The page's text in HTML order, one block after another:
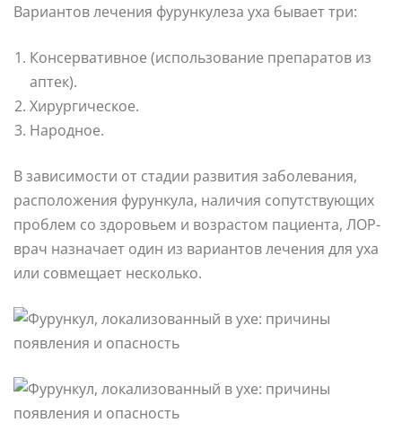
Вариантов лечения фурункулеза уха бывает три:
Консервативное (использование препаратов из
аптек).
Хирургическое.
Народное.
В зависимости от стадии развития заболевания,
расположения фурункула, наличия сопутствующих
проблем со здоровьем и возрастом пациента, ЛОР-
врач назначает один из вариантов лечения для уха
или совмещает несколько.